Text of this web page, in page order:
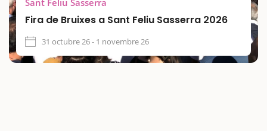
Sant Feliu Sasserra
Fira de Bruixes a Sant Feliu Sasserra 2026
31 octubre 26 - 1 novembre 26